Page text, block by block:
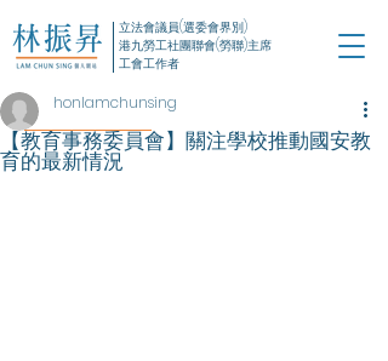
立法會議員(選委會界別)
港九勞工社團聯會(勞聯)主席
工會工作者
【教育事務委員會】關注學校推動國安教
育的最新情況
honlamchunsing